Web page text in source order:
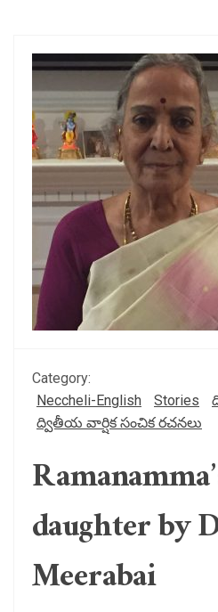
Category:
Neccheli-English
Stories
ద్వితీయ వార్షిక సంచిక రచనలు
daughter by
Meerabai